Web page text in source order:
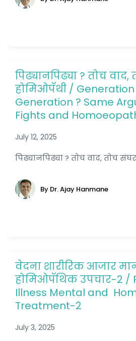
पिढ्यानपिढ्या ? तोच
होमिओपॅथी /
Generation ? Same
Fights and
July 12, 2025
पिढ्यानपिढ्या ? तोच वाद, तोच
By Dr. Ajay Hanmane
वेदना शारीरिक आजार
होमिओपॅथिक उपचार-2 /
Illness Mental and
Treatment-2
July 3, 2025